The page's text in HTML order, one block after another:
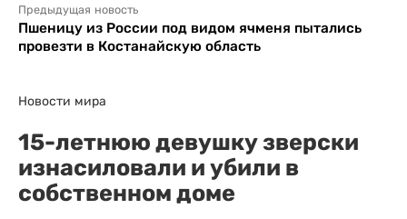
Предыдущая новость
Пшеницу из России под видом ячменя пытались
провезти в Костанайскую область
Новости мира
15-летнюю девушку зверски
изнасиловали и убили в
собственном доме